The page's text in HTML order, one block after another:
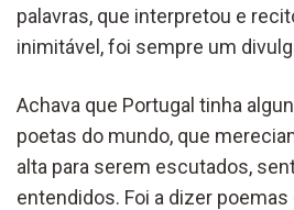
palavras, que interpretou e
inimitável, foi sempre um
Achava que Portugal tinha
poetas do mundo, que
alta para serem escutados,
entendidos. Foi a dizer poemas